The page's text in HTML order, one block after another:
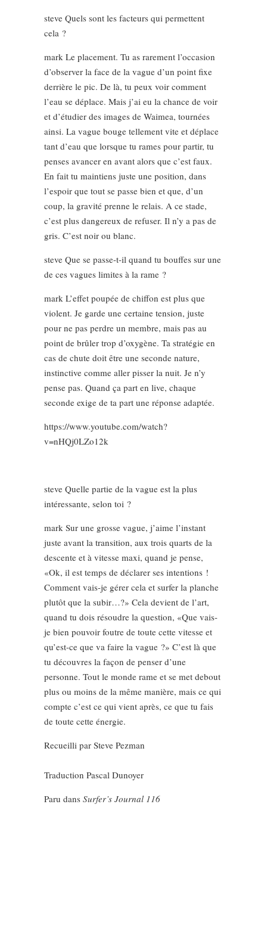
steve Quels sont les facteurs qui permettent
cela ?
mark Le placement. Tu as rarement l’occasion
d’observer la face de la vague d’un point fixe
derrière le pic. De là, tu peux voir comment
l’eau se déplace. Mais j’ai eu la chance de voir
et d’étudier des images de Waimea, tournées
ainsi. La vague bouge tellement vite et déplace
tant d’eau que lorsque tu rames pour partir, tu
penses avancer en avant alors que c’est faux.
En fait tu maintiens juste une position, dans
l’espoir que tout se passe bien et que, d’un
coup, la gravité prenne le relais. A ce stade,
c’est plus dangereux de refuser. Il n’y a pas de
gris. C’est noir ou blanc.
steve Que se passe-t-il quand tu bouffes sur une
de ces vagues limites à la rame ?
mark L’effet poupée de chiffon est plus que
violent. Je garde une certaine tension, juste
pour ne pas perdre un membre, mais pas au
point de brûler trop d’oxygène. Ta stratégie en
cas de chute doit être une seconde nature,
instinctive comme aller pisser la nuit. Je n’y
pense pas. Quand ça part en live, chaque
seconde exige de ta part une réponse adaptée.
https://www.youtube.com/watch?
v=nHQj0LZo12k
steve Quelle partie de la vague est la plus
intéressante, selon toi ?
mark Sur une grosse vague, j’aime l’instant
juste avant la transition, aux trois quarts de la
descente et à vitesse maxi, quand je pense,
«Ok, il est temps de déclarer ses intentions !
Comment vais-je gérer cela et surfer la planche
plutôt que la subir…?» Cela devient de l’art,
quand tu dois résoudre la question, «Que vais-
je bien pouvoir foutre de toute cette vitesse et
qu’est-ce que va faire la vague ?» C’est là que
tu découvres la façon de penser d’une
personne. Tout le monde rame et se met debout
plus ou moins de la même manière, mais ce qui
compte c’est ce qui vient après, ce que tu fais
de toute cette énergie.
Recueilli par Steve Pezman
Traduction Pascal Dunoyer
Paru dans Surfer’s Journal 116